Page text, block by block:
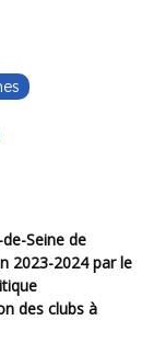
2023-2024 par le
des clubs à